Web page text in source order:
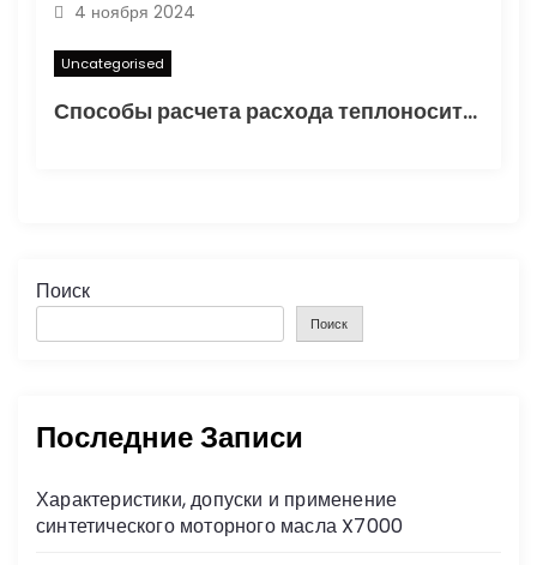
4 ноября 2024
Uncategorised
Способы расчета расхода теплоносителя для системы отопления
Поиск
Поиск
Последние Записи
Характеристики, допуски и применение
синтетического моторного масла X7000